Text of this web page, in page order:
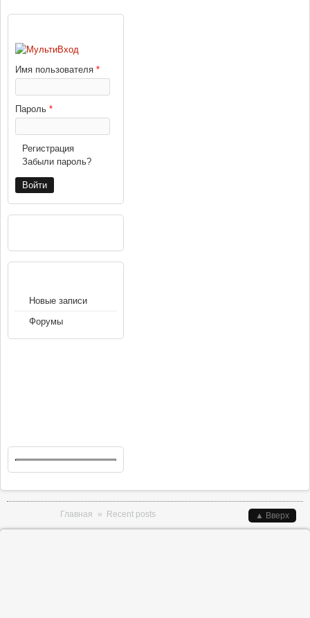
Имя пользователя *
Пароль *
Регистрация
Забыли пароль?
Новые записи
Форумы
Главная » Recent posts ▲ Вверх